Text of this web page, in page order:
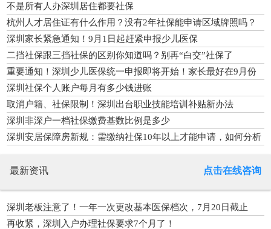
户？
不是所有人办深圳居住都要社保
杭州人才居住证有什么作用？没有2年社保能申请区域牌照吗？
深圳家长紧急通知！9月1日起赶紧申报少儿医保
二挡社保跟三挡社保的区别你知道吗？别再“白交”社保了
重要通知！深圳少儿医保统一申报即将开始！家长最好在9月份
搞定
深圳社保个人账户每月有多少钱进账
取消户籍、社保限制！深圳出台职业技能培训补贴新办法
深圳非深户一档社保缴费基数比例是多少
深圳安居保障房新规：需缴纳社保10年以上才能申请，如何分析
最新资讯 点击在线咨询
深圳老板注意了！一年一次更改基本医保档次，7月20日截止
再收紧，深圳入户办理社保要求7个月了！